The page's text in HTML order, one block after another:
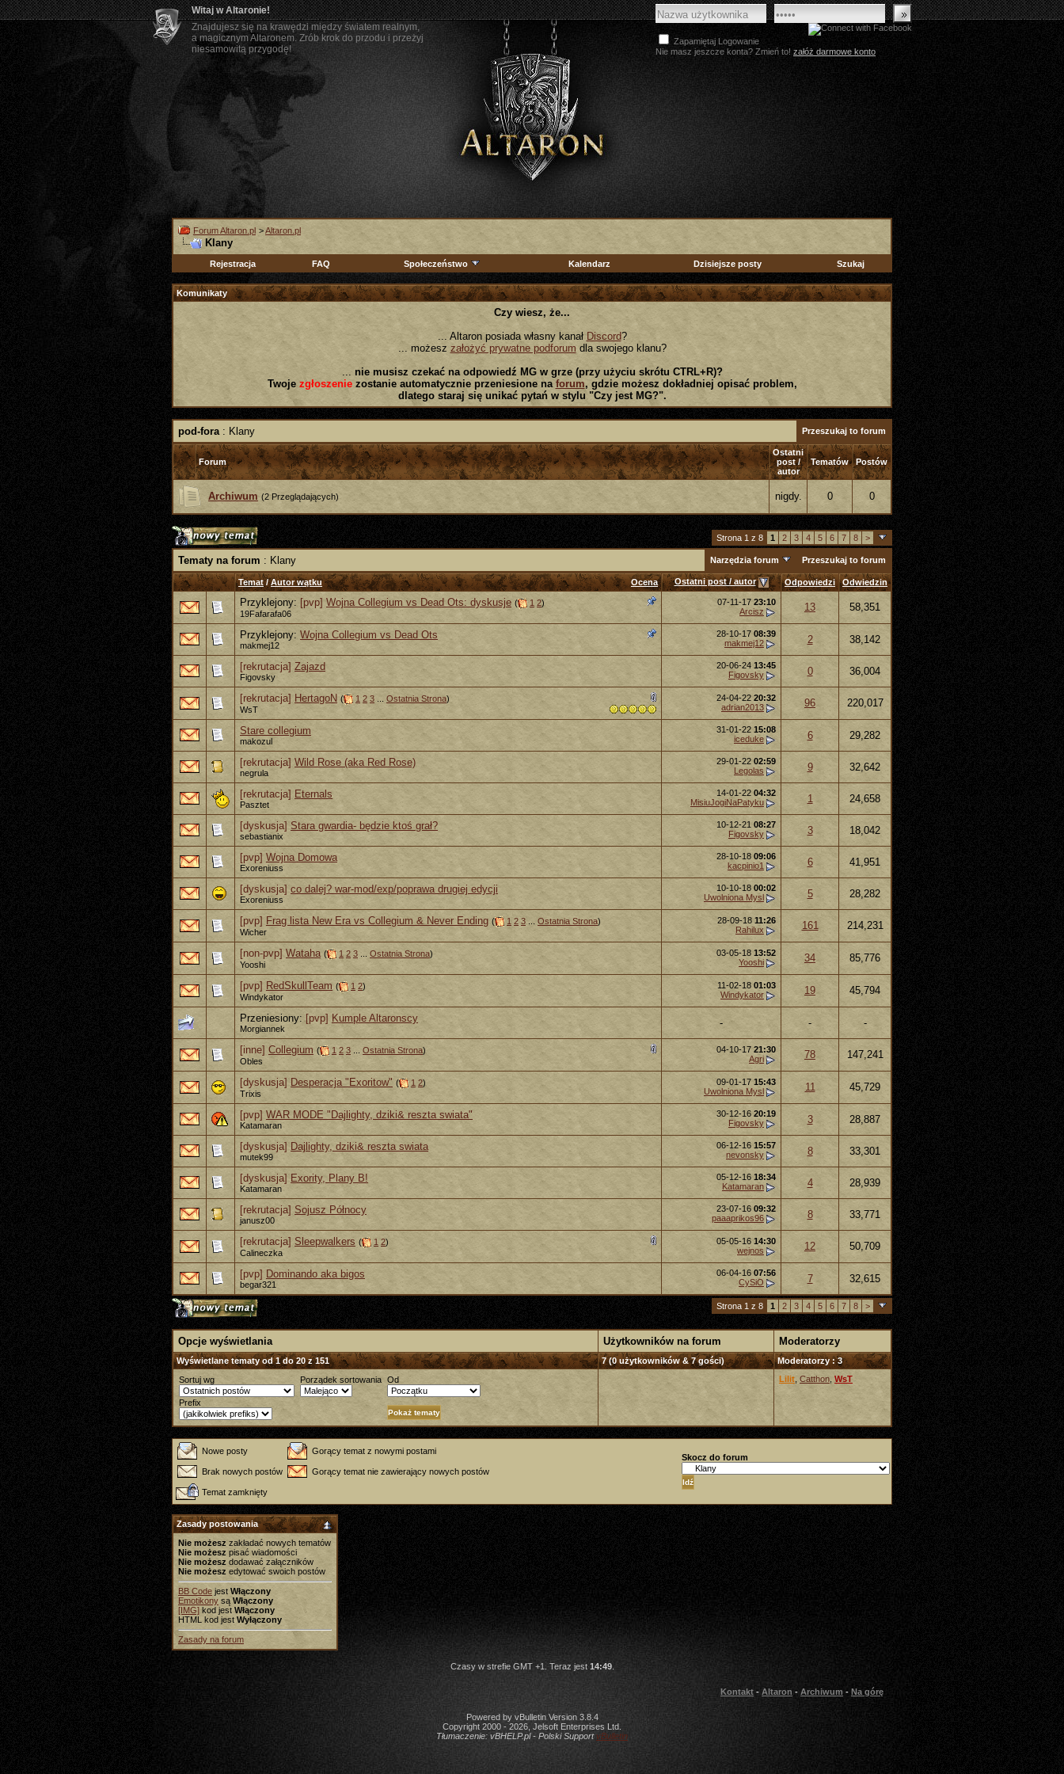
Witaj w Altaronie!
Znajdujesz się na krawędzi między światem realnym,
a magicznym Altaronem. Zrób krok do przodu i przeżyj
niesamowitą przygodę!
Zapamiętaj Logowanie
Nie masz jeszcze konta? Zmień to! załóż darmowe konto
Forum Altaron.pl >Altaron.pl
Klany
Rejestracja FAQ Społeczeństwo Kalendarz Dzisiejsze posty Szukaj
Komunikaty
Czy wiesz, że...
... Altaron posiada własny kanał Discord?
... możesz założyć prywatne podforum dla swojego klanu?
... nie musisz czekać na odpowiedź MG w grze (przy użyciu skrótu CTRL+R)?
Twoje zgłoszeniezostanie automatycznie przeniesione na forum, gdzie możesz dokładniej opisać problem,
dlatego staraj się unikać pytań w stylu "Czy jest MG?".
pod-fora : Klany Przeszukaj to forum
Forum
Ostatni
post /
autor
Tematów Postów
Archiwum (2 Przeglądających) nigdy. 0 0
Strona 1 z 8 1 2 3 4 5 6 7 8 >
Tematy na forum : Klany Narzędzia forum Przeszukaj to forum
Ocena
Temat/Autor wątku Ostatni post / autor Odpowiedzi Odwiedzin
Przyklejony: [pvp] Wojna Collegium vs Dead Ots: dyskusje ( 1 2)
19Fafarafa06
07-11-17 23:10
Arcisz
13 58,351
Przyklejony: Wojna Collegium vs Dead Ots
makmej12
28-10-17 08:39
makmej12
2 38,142
[rekrutacja] Zajazd
Figovsky
20-06-24 13:45
Figovsky
0 36,004
[rekrutacja] HertagoN ( 1 2 3 Ostatnia Strona)
WsT
24-04-22 20:32
adrian2013
96 220,017
Stare collegium
makozul
31-01-22 15:08
iceduke
6 29,282
[rekrutacja] Wild Rose (aka Red Rose)
negrula
29-01-22 02:59
Legolas
9 32,642
[rekrutacja] Eternals
Pasztet
14-01-22 04:32
MisiuJogiNaPatyku
1 24,658
[dyskusja] Stara gwardia- będzie ktoś grał?
sebastianix
10-12-21 08:27
Figovsky
3 18,042
[pvp] Wojna Domowa
Exoreniuss
28-10-18 09:06
kacpinio1
6 41,951
[dyskusja] co dalej? war-mod/exp/poprawa drugiej edycji
Exoreniuss
10-10-18 00:02
Uwolniona Mysl
5 28,282
[pvp] Frag lista New Era vs Collegium & Never Ending ( 1 2 3 Ostatnia Strona)
Wicher
28-09-18 11:26
Rahilux
161 214,231
[non-pvp] Wataha ( 1 2 3 Ostatnia Strona)
Yooshi
03-05-18 13:52
Yooshi
34 85,776
[pvp] RedSkullTeam ( 1 2)
Windykator
11-02-18 01:03
Windykator
19 45,794
Przeniesiony:[pvp] Kumple Altaronscy
Morgiannek - - -
[inne] Collegium ( 1 2 3 Ostatnia Strona)
Obles
04-10-17 21:30
Agri
78 147,241
[dyskusja] Desperacja "Exoritow" ( 1 2)
Trixis
09-01-17 15:43
Uwolniona Mysl
11 45,729
[pvp] WAR MODE "Dajlighty, dziki& reszta swiata"
Katamaran
30-12-16 20:19
Figovsky
3 28,887
[dyskusja] Dajlighty, dziki& reszta swiata
mutek99
06-12-16 15:57
nevonsky
8 33,301
[dyskusja] Exority, Plany B!
Katamaran
05-12-16 18:34
Katamaran
4 28,939
[rekrutacja] Sojusz Północy
janusz00
23-07-16 09:32
paaaprikos96
8 33,771
[rekrutacja] Sleepwalkers ( 1 2)
Calineczka
05-05-16 14:30
wejnos
12 50,709
[pvp] Dominando aka bigos
begar321
06-04-16 07:56
CySiO
7 32,615
Strona 1 z 8 1 2 3 4 5 6 7 8 >
Opcje wyświetlania Użytkowników na forum Moderatorzy
Wyświetlane tematy od 1 do 20 z 151 7 (0 użytkowników & 7 gości)
Moderatorzy : 3
Sortuj wg
Porządek sortowania Od
Prefix
Lilit Catthon WsT
Nowe posty Gorący temat z nowymi postami
Brak nowych postów Gorący temat nie zawierający nowych postów
Temat zamknięty
Skocz do forum
Zasady postowania
Nie możesz zakładać nowych tematów
Nie możesz pisać wiadomości
Nie możesz dodawać załączników
Nie możesz edytować swoich postów
BB Code jest Włączony
Emotikony są Włączony
[IMG] kod jest Włączony
HTML kod jest Wyłączony
Zasady na forum
Czasy w strefie GMT +1. Teraz jest14:49.
Kontakt - Altaron - Archiwum - Na górę
Powered by vBulletin Version 3.8.4
Copyright 2000 - 2026, Jelsoft Enterprises Ltd.
Tłumaczenie: vBHELP.pl - Polski Support vBulletin